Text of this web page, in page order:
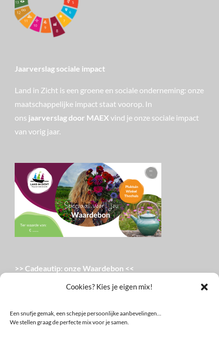
Cookies? Kies je eigen mix!
Een snufje gemak, een schepje persoonlijke aanbevelingen…
We stellen graag de perfecte mix voor je samen.
Jaarverslag sociale impact
Land in Zicht is een groene en sociale onderneming: onze
maatschappelijke impact staat voorop. In
ons jaarverslag door MAEX vind je onze sociale impact
van vorig jaar.
>> Cadeautip: onze Waardebon <<
Te gebruiken in ons Theehuis, onze Winkel en in de